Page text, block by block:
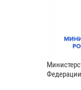
Федерации